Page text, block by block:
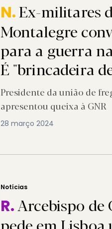
N.Ex-militares
Montalegre
para a guerra
É "brincadeira
gosto"
Presidente da união de
apresentou queixa à GNR
28 março 2024
Notícias
R.Arcebispo de